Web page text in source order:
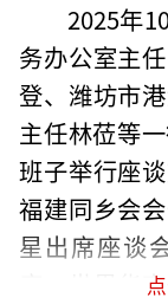
2025年
务办公室主
登、潍坊市
主任林莅等
班子举行座
福建同乡会
星出席座谈
席、世界华